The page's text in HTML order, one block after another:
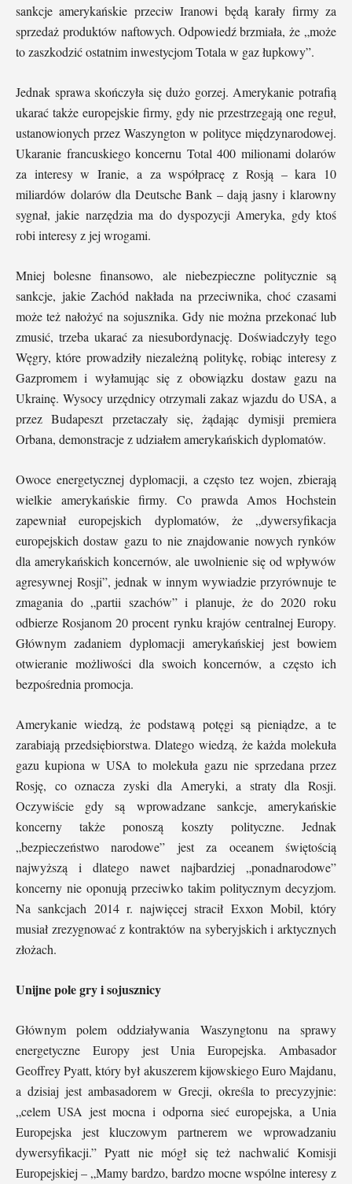
sankcje amerykańskie przeciw Iranowi będą karały firmy za
sprzedaż produktów naftowych. Odpowiedź brzmiała, że „może
to zaszkodzić ostatnim inwestycjom Totala w gaz łupkowy”.
Jednak sprawa skończyła się dużo gorzej. Amerykanie potrafią
ukarać także europejskie firmy, gdy nie przestrzegają one reguł,
ustanowionych przez Waszyngton w polityce międzynarodowej.
Ukaranie francuskiego koncernu Total 400 milionami dolarów
za interesy w Iranie, a za współpracę z Rosją – kara 10
miliardów dolarów dla Deutsche Bank – dają jasny i klarowny
sygnał, jakie narzędzia ma do dyspozycji Ameryka, gdy ktoś
robi interesy z jej wrogami.
Mniej bolesne finansowo, ale niebezpieczne politycznie są
sankcje, jakie Zachód nakłada na przeciwnika, choć czasami
może też nałożyć na sojusznika. Gdy nie można przekonać lub
zmusić, trzeba ukarać za niesubordynację. Doświadczyły tego
Węgry, które prowadziły niezależną politykę, robiąc interesy z
Gazpromem i wyłamując się z obowiązku dostaw gazu na
Ukrainę. Wysocy urzędnicy otrzymali zakaz wjazdu do USA, a
przez Budapeszt przetaczały się, żądając dymisji premiera
Orbana, demonstracje z udziałem amerykańskich dyplomatów.
Owoce energetycznej dyplomacji, a często tez wojen, zbierają
wielkie amerykańskie firmy. Co prawda Amos Hochstein
zapewniał europejskich dyplomatów, że „dywersyfikacja
europejskich dostaw gazu to nie znajdowanie nowych rynków
dla amerykańskich koncernów, ale uwolnienie się od wpływów
agresywnej Rosji”, jednak w innym wywiadzie przyrównuje te
zmagania do „partii szachów” i planuje, że do 2020 roku
odbierze Rosjanom 20 procent rynku krajów centralnej Europy.
Głównym zadaniem dyplomacji amerykańskiej jest bowiem
otwieranie możliwości dla swoich koncernów, a często ich
bezpośrednia promocja.
Amerykanie wiedzą, że podstawą potęgi są pieniądze, a te
zarabiają przedsiębiorstwa. Dlatego wiedzą, że każda molekuła
gazu kupiona w USA to molekuła gazu nie sprzedana przez
Rosję, co oznacza zyski dla Ameryki, a straty dla Rosji.
Oczywiście gdy są wprowadzane sankcje, amerykańskie
koncerny także ponoszą koszty polityczne. Jednak
„bezpieczeństwo narodowe” jest za oceanem świętością
najwyższą i dlatego nawet najbardziej „ponadnarodowe”
koncerny nie oponują przeciwko takim politycznym decyzjom.
Na sankcjach 2014 r. najwięcej stracił Exxon Mobil, który
musiał zrezygnować z kontraktów na syberyjskich i arktycznych
złożach.
Unijne pole gry i sojusznicy
Głównym polem oddziaływania Waszyngtonu na sprawy
energetyczne Europy jest Unia Europejska. Ambasador
Geoffrey Pyatt, który był akuszerem kijowskiego Euro Majdanu,
a dzisiaj jest ambasadorem w Grecji, określa to precyzyjnie:
„celem USA jest mocna i odporna sieć europejska, a Unia
Europejska jest kluczowym partnerem we wprowadzaniu
dywersyfikacji.” Pyatt nie mógł się też nachwalić Komisji
Europejskiej – „Mamy bardzo, bardzo mocne wspólne interesy z